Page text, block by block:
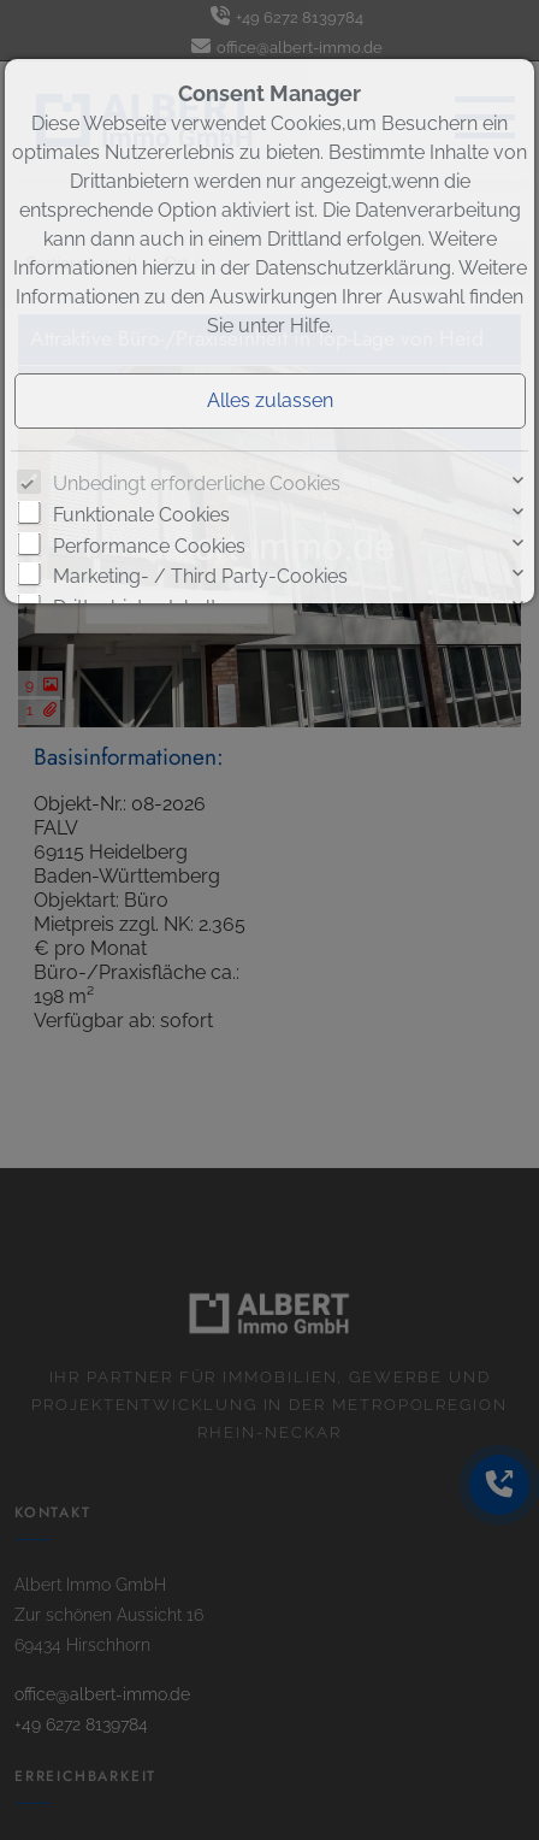
+49 6272 8139784
office@albert-immo.de
Sortieren nach Ort ↑
1
9
Basisinformationen:
Objekt-Nr.: 08-2026
FALV
69115 Heidelberg
Baden-Württemberg
Objektart: Büro
Mietpreis zzgl. NK: 2.365
€ pro Monat
Büro-/Praxisfläche ca.:
198 m²
Verfügbar ab: sofort
IHR PARTNER FÜR IMMOBILIEN, GEWERBE UND
PROJEKTENTWICKLUNG IN DER METROPOLREGION
RHEIN-NECKAR
KONTAKT
Albert Immo GmbH
Zur schönen Aussicht 16
69434 Hirschhorn
office@albert-immo.de
+49 6272 8139784
ERREICHBARKEIT
Consent Manager
Diese Webseite verwendet Cookies,um Besuchern ein
optimales Nutzererlebnis zu bieten. Bestimmte Inhalte von
Drittanbietern werden nur angezeigt,wenn die
entsprechende Option aktiviert ist. Die Datenverarbeitung
kann dann auch in einem Drittland erfolgen. Weitere
Informationen hierzu in der Datenschutzerklärung. Weitere
Informationen zu den Auswirkungen Ihrer Auswahl finden
Sie unter Hilfe.
Unbedingt erforderliche Cookies
Funktionale Cookies
Performance Cookies
Marketing- / Third Party-Cookies
Drittanbieter-Inhalte
Cookie-Details